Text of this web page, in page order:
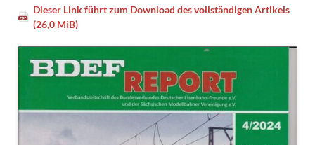
Dieser Link führt zum Download des vollständigen Artikels
(26,0 MiB)